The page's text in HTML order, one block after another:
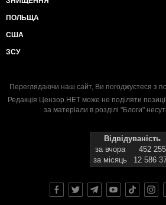
ПОЛЬЩА
США
ЗСУ
Переглядаючи наш сайт, Ви погоджуєтеся з
Редакція Цензор.НЕТ може не поділяти
за матеріали в розділі "Блоги"
Відвідуваність
за вчора
452 255
за місяць
12 586